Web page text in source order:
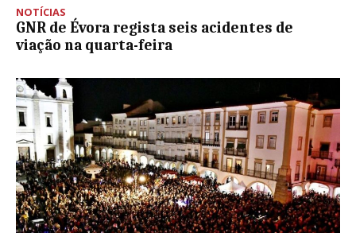
NOTÍCIAS
GNR de Évora regista seis acidentes de
viação na quarta-feira